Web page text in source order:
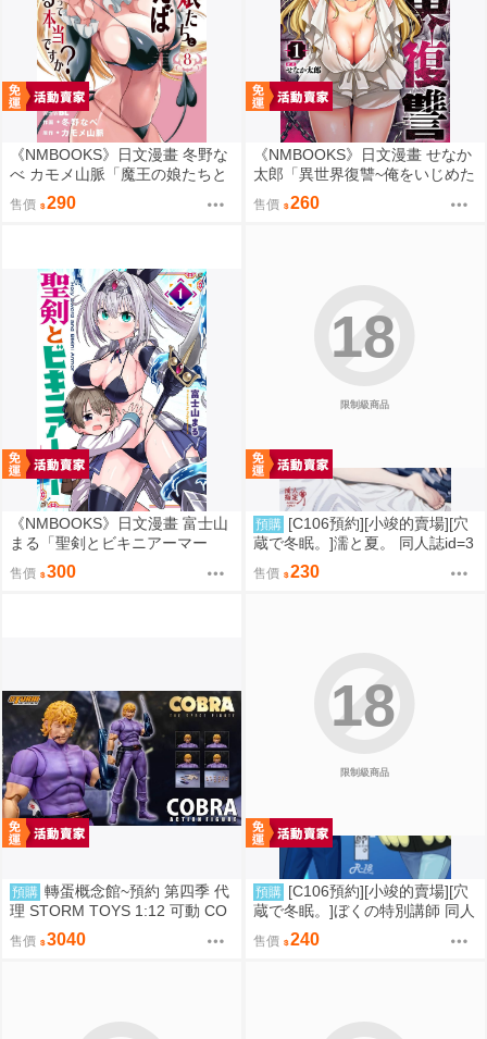
《NMBOOKS》日文漫畫 冬野な
べ カモメ山脈「魔王の娘たちと
まぐわえば強くなれるって本当
ですか？ (8)」
售價 290
《NMBOOKS》日文漫畫 せなか
太郎「異世界復讐~俺をいじめた
奴らを最強スキルで支配する~
(1)」
售價 260
《NMBOOKS》日文漫畫 富士山
まる「聖剣とビキニアーマー
售價 300
限制級商品
18
預購 [C106預約][小竣的賣場][穴
蔵で冬眠。]濡と夏。 同人誌id=3
181919
售價 230
預購 轉蛋概念館~預約 第四季 代
理 STORM TOYS 1:12 可動 CO
BRA 眼鏡蛇 超商付款免訂金
售價 3040
限制級商品
18
預購 [C106預約][小竣的賣場][穴
蔵で冬眠。]ぼくの特別講師 同人
誌id=3056952
售價 240